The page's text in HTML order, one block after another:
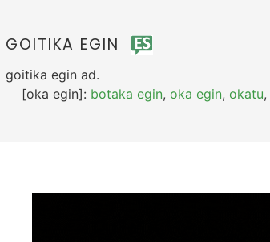
GOITIKA EGIN
goitika egin ad.
[oka egin]: botaka egin, oka egin, okatu,